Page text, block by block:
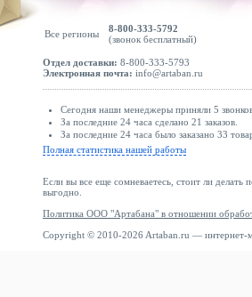
Все регионы
8-800-333-5792
(звонок бесплатный)
Отдел доставки: 8-800-333-5793
Электронная почта: info@artaban.ru
Сегодня наши менеджеры приняли 5
За последние 24 часа сделано 21 заказов.
За последние 24 часа было заказано 33
Полная статистика нашей работы
Если вы все еще сомневаетесь, стоит ли делать
выгодно.
Политика ООО "Артабана" в отношении
Copyright © 2010-2026 Artaban.ru — интернет-